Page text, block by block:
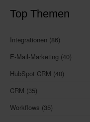
Top Themen
Integrationen (86)
E-Mail-Marketing (40)
HubSpot CRM (40)
CRM (35)
Workflows (35)